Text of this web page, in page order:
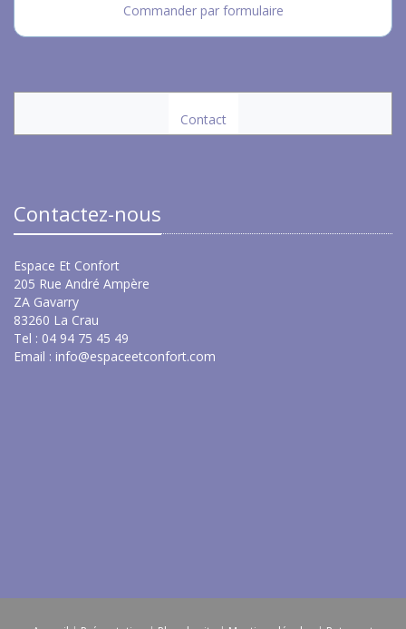
Commander par formulaire
Contact
Contactez-nous
Espace Et Confort
205 Rue André Ampère
ZA Gavarry
83260 La Crau
Tel : 04 94 75 45 49
Email : info@espaceetconfort.com